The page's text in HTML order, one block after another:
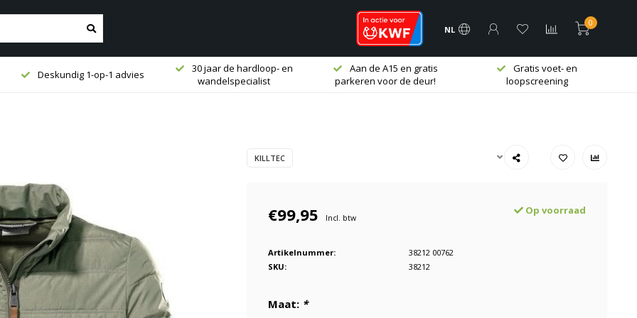
NL
0
Deskundig 1-op-1 advies
30 jaar de hardloop- en
wandelspecialist
Aan de A15 en gratis
parkeren voor de deur!
Gratis voet- en
loopscreening
KILLTEC
€99,95 Incl. btw
Op voorraad
Artikelnummer:
38212 00762
SKU:
38212
Maat: *